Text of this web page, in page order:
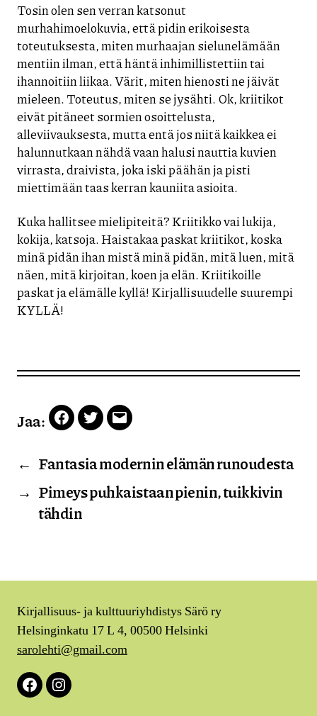
Tosin olen sen verran katsonut
murhahimoelokuvia, että pidin erikoisesta
toteutuksesta, miten murhaajan sielunelämään
mentiin ilman, että häntä inhimillistettiin tai
ihannoitiin liikaa. Värit, miten hienosti ne jäivät
mieleen. Toteutus, miten se jysähti. Ok, kriitikot
eivät pitäneet sormien osoittelusta,
alleviivauksesta, mutta entä jos niitä kaikkea ei
halunnutkaan nähdä vaan halusi nauttia kuvien
virrasta, draivista, joka iski päähän ja pisti
miettimään taas kerran kauniita asioita.
Kuka hallitsee mielipiteitä? Kriitikko vai lukija,
kokija, katsoja. Haistakaa paskat kriitikot, koska
minä pidän ihan mistä minä pidän, mitä luen, mitä
näen, mitä kirjoitan, koen ja elän. Kriitikoille
paskat ja elämälle kyllä! Kirjallisuudelle suurempi
KYLLÄ!
Jaa: Facebook
TwitterEmail
← Fantasia modernin elämän runoudesta
→ Pimeys puhkaistaan pienin, tuikkivin
tähdin
Kirjallisuus- ja kulttuuriyhdistys Särö ry
Helsinginkatu 17 L 4, 00500 Helsinki
sarolehti@gmail.com
FacebookInstagram